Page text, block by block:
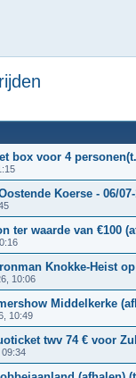
box voor 4
Koerse - 06/
ter waarde van €100
Knokke-Heist
10:06
Middelkerke
10:49
twv 74 € voor